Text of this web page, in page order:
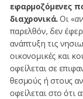
εφαρμοζόμενες
διαχρονικά.Οι «
παρελθόν, δεν
ανάπτυξη τις
οικονομικές και
οφείλεται σε
θεσμούς ή στους
οφείλεται στο ότι